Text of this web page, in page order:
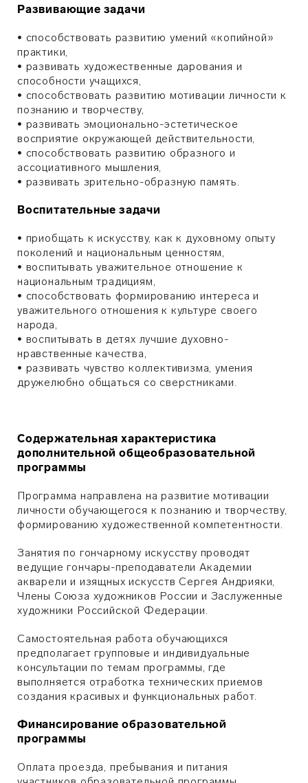
Развивающие задачи
• способствовать развитию умений «копийной»
практики,
• развивать художественные дарования и
способности учащихся,
• способствовать развитию мотивации личности к
познанию и творчеству,
• развивать эмоционально-эстетическое
восприятие окружающей действительности,
• способствовать развитию образного и
ассоциативного мышления,
• развивать зрительно-образную память.
Воспитательные задачи
• приобщать к искусству, как к духовному опыту
поколений и национальным ценностям,
• воспитывать уважительное отношение к
национальным традициям,
• способствовать формированию интереса и
уважительного отношения к культуре своего
народа,
• воспитывать в детях лучшие духовно-
нравственные качества,
• развивать чувство коллективизма, умения
дружелюбно общаться со сверстниками.
Содержательная характеристика
дополнительной общеобразовательной
программы
Программа направлена на развитие мотивации
личности обучающегося к познанию и творчеству,
формированию художественной компетентности.
Занятия по гончарному искусству проводят
ведущие гончары-преподаватели Академии
акварели и изящных искусств Сергея Андрияки,
Члены Союза художников России и Заслуженные
художники Российской Федерации.
Самостоятельная работа обучающихся
предполагает групповые и индивидуальные
консультации по темам программы, где
выполняется отработка технических приемов
создания красивых и функциональных работ.
Финансирование образовательной
программы
Оплата проезда, пребывания и питания